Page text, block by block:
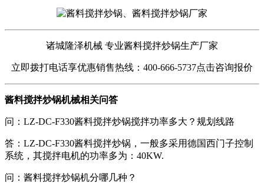
诸城隆泽机械 专业酱料搅拌炒锅生产厂家
立即拨打电话享优惠销售热线：400-666-5737点击咨询报价
酱料搅拌炒锅机械相关问答
问：LZ-DC-F330酱料搅拌炒锅搅拌功率多大？规划线路
答：LZ-DC-F330酱料搅拌炒锅，一般多采用德国西门子控制
系统，其搅拌电机的功率多为：40KW.
问：酱料搅拌炒锅机分哪几种？